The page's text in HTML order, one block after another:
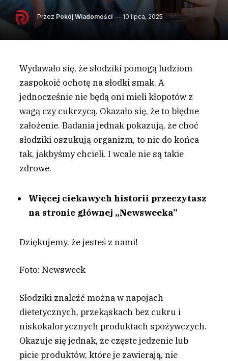
Przez Pokój Wiadomości 10 lipca, 2025
Wydawało się, że słodziki pomogą ludziom
zaspokoić ochotę na słodki smak. A
jednocześnie nie będą oni mieli kłopotów z
wagą czy cukrzycą. Okazało się, że to błędne
założenie. Badania jednak pokazują, że choć
słodziki oszukują organizm, to nie do końca
tak, jakbyśmy chcieli. I wcale nie są takie
zdrowe.
Więcej ciekawych historii przeczytasz
na stronie głównej „Newsweeka”
Dziękujemy, że jesteś z nami!
Foto: Newsweek
Słodziki znaleźć można w napojach
dietetycznych, przekąskach bez cukru i
niskokalorycznych produktach spożywczych.
Okazuje się jednak, że częste jedzenie lub
picie produktów, które je zawierają, nie